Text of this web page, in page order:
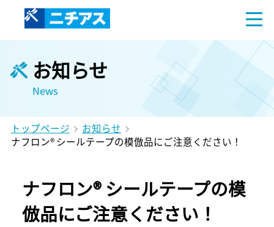
お知らせ
News
トップページ
お知らせ
ナフロン® シールテープの模倣品にご注意ください！
ナフロン® シールテープの模
倣品にご注意ください！